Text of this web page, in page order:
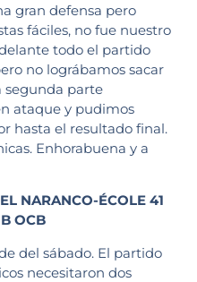
gran defensa pero
fáciles, no fue nuestro
todo el partido
no lográbamos sacar
segunda parte
ataque y pudimos
hasta el resultado final.
Enhorabuena y a
NARANCO-ÉCOLE 41
OCB
del sábado. El partido
necesitaron dos